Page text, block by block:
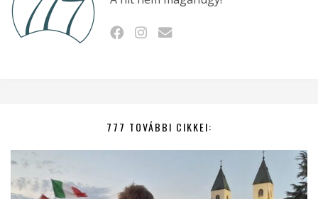
777 TOVÁBBI CIKKEI: